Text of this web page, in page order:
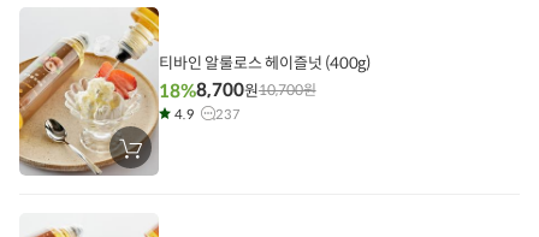
에
담
기
장
바
티바인 알룰로스 헤이즐넛 (400g)
18%8,700원10,700원
4.9 237